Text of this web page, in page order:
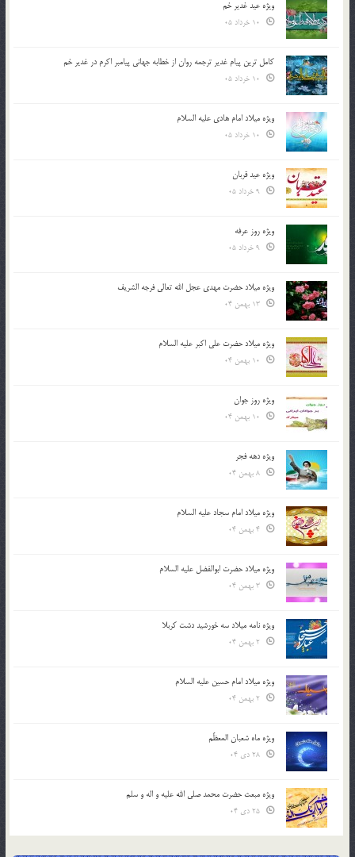
ویژه عید غدیر خم
کامل ترین پیام غدیر ترجمه روان از خطابه جهانی پیامبر اکرم در غدیر خم
ویژه میلاد امام هادی علیه السلام
ویژه عید قربان
ویژه روز عرفه
ویژه میلاد حضرت مهدی عجل الله تعالی فرجه الشريف
ویژه میلاد حضرت علی اکبر علیه السلام
ویژه روز جوان
ویژه دهه فجر
ویژه میلاد امام سجاد علیه السلام
ویژه میلاد حضرت ابوالفضل علیه السلام
ویژه نامه میلاد سه خورشید دشت کربلا
ویژه میلاد امام حسین علیه السلام
ویژه ماه شعبان المعظّم
ویژه مبعث حضرت محمد صلی الله علیه و اله و سلم